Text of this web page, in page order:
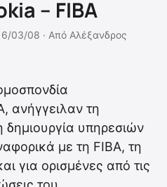
– FIBA
03/08 · Από Αλέξανδρος
ανήγγειλαν τη
δημιουργία υπηρεσιών
με τη FIBA, τη
για ορισμένες από τις